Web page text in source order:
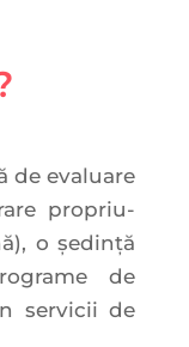
de evaluare
propriu-
o ședință
de
servicii de